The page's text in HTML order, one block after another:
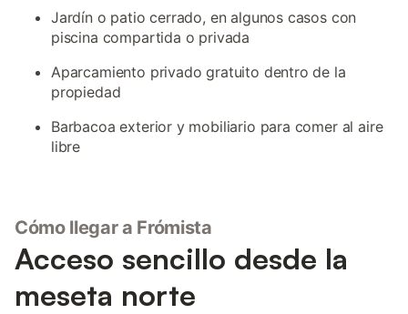
Jardín o patio cerrado, en algunos casos con
piscina compartida o privada
Aparcamiento privado gratuito dentro de la
propiedad
Barbacoa exterior y mobiliario para comer al aire
libre
Cómo llegar a Frómista
Acceso sencillo desde la
meseta norte